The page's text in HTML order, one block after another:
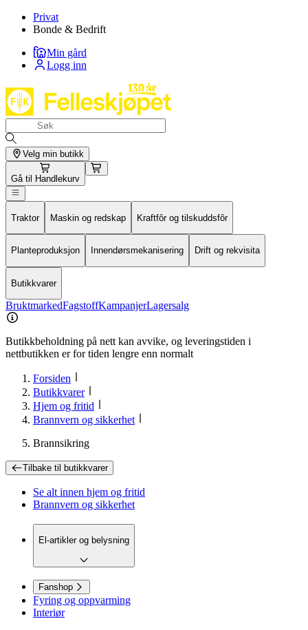
Privat
Bonde & Bedrift
Min gård
Logg inn
Velg min butikk
Gå til Handlekurv
Traktor Maskin og redskap Kraftfôr og tilskuddsfôr
Planteproduksjon Innendørsmekanisering Drift og rekvisita
Butikkvarer
BruktmarkedFagstoffKampanjerLagersalg
Butikkbeholdning på nett kan avvike, og leveringstiden i
nettbutikken er for tiden lengre enn normalt
Forsiden
Butikkvarer
Hjem og fritid
Brannvern og sikkerhet
Brannsikring
Tilbake til butikkvarer
Se alt innen hjem og fritid
Brannvern og sikkerhet
El-artikler og belysning
Fanshop
Fyring og oppvarming
Interiør